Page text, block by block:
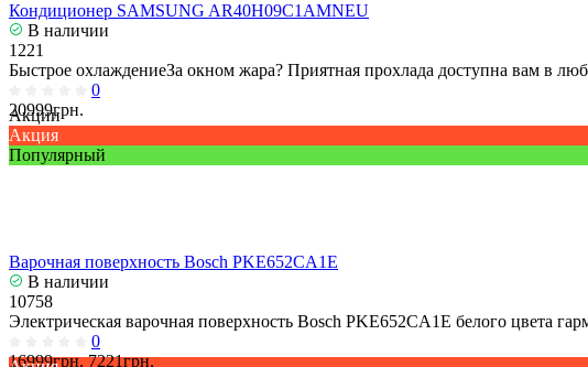
Кондиционер SAMSUNG AR40H09C1AMNEU
В наличии
1221
Быстрое охлаждениеЗа окном жара? Приятная прохлада доступна вам в
0
20999грн.
Акции
Акция
Популярный
Варочная поверхность Bosch PKE652CA1E
В наличии
10758
Электрическая варочная поверхность Bosch PKE652CA1E белого цвета
0
16999грн. 7221грн.